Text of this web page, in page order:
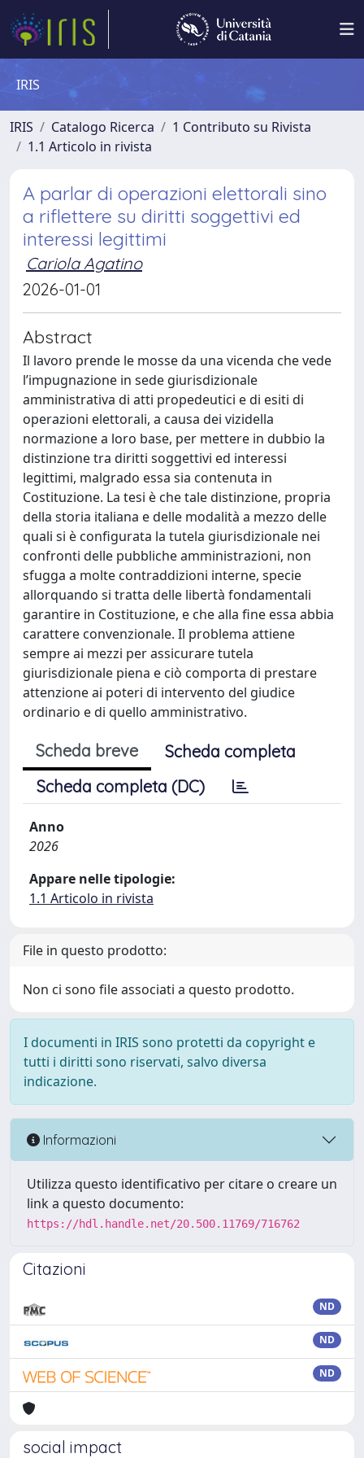
IRIS
IRIS Catalogo Ricerca
1 Contributo su Rivista
1.1 Articolo in rivista
A parlar di operazioni elettorali sino
a riflettere su diritti soggettivi ed
interessi legittimi
Cariola Agatino
2026-01-01
Abstract
Il lavoro prende le mosse da una vicenda che vede
l’impugnazione in sede giurisdizionale
amministrativa di atti propedeutici e di esiti di
operazioni elettorali, a causa dei vizidella
normazione a loro base, per mettere in dubbio la
distinzione tra diritti soggettivi ed interessi
legittimi, malgrado essa sia contenuta in
Costituzione. La tesi è che tale distinzione, propria
della storia italiana e delle modalità a mezzo delle
quali si è configurata la tutela giurisdizionale nei
confronti delle pubbliche amministrazioni, non
sfugga a molte contraddizioni interne, specie
allorquando si tratta delle libertà fondamentali
garantire in Costituzione, e che alla fine essa abbia
carattere convenzionale. Il problema attiene
sempre ai mezzi per assicurare tutela
giurisdizionale piena e ciò comporta di prestare
attenzione ai poteri di intervento del giudice
ordinario e di quello amministrativo.
Scheda breve
Scheda completa
Scheda completa (DC)
Anno
2026
Appare nelle tipologie:
1.1 Articolo in rivista
File in questo prodotto:
Non ci sono file associati a questo prodotto.
I documenti in IRIS sono protetti da copyright e
tutti i diritti sono riservati, salvo diversa
indicazione.
Informazioni
Utilizza questo identificativo per citare o creare un
link a questo documento:
https://hdl.handle.net/20.500.11769/716762
Citazioni
ND
ND
ND
social impact